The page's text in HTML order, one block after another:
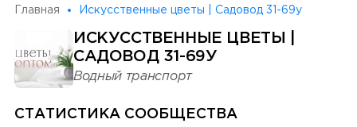
Главная Искусственные цветы | Садовод 31-69у
ИСКУССТВЕННЫЕ ЦВЕТЫ |
САДОВОД 31-69У
Водный транспорт
СТАТИСТИКА СООБЩЕСТВА